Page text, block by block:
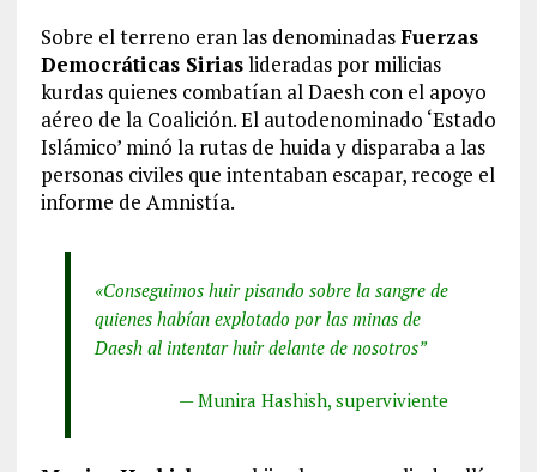
Sobre el terreno eran las denominadasFuerzas
Democráticas Siriaslideradas por milicias
kurdas quienes combatían al Daesh con el apoyo
aéreo de la Coalición. El autodenominado ‘Estado
Islámico’ minó la rutas de huida y disparaba a las
personas civiles que intentaban escapar, recoge el
informe de Amnistía.
«Conseguimos huir pisando sobre la sangre de
quienes habían explotado por las minas de
Daesh al intentar huir delante de nosotros”
— Munira Hashish, superviviente